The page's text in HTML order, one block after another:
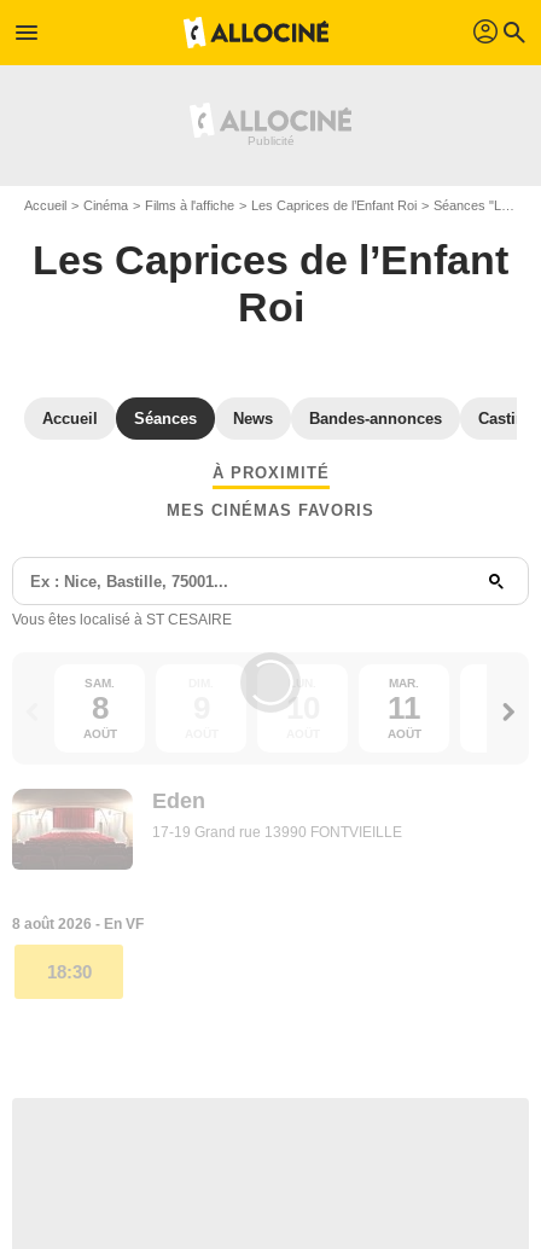
menu profil search
Accueil Cinéma Films à l'affiche Les Caprices de l’Enfant Roi Séances "Les Caprices de l’Enfant Roi" Gard
Les Caprices de l’Enfant
Roi
Accueil Séances News Bandes-annonces Casting
À PROXIMITÉ
MES CINÉMAS FAVORIS
Vous êtes localisé à ST CESAIRE
SAM.
8
AOÛT
10
MAR.
11
AOÛT
12
Eden
17-19 Grand rue 13990 FONTVIEILLE
8 août 2026 - En VF
18:30